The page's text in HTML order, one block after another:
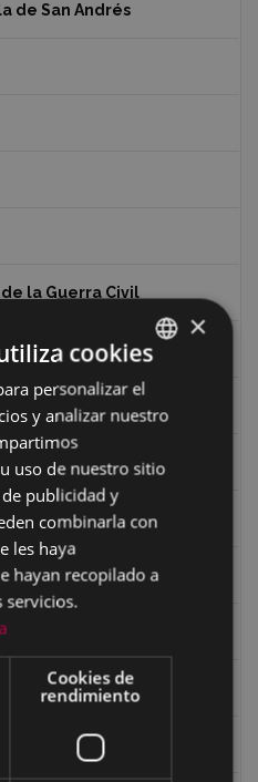
de San Andrés
la Guerra Civil
BASQUE
SPANISH
×
cookies
personalizar el
y analizar nuestro
uso de nuestro sitio
publicidad y
combinarla con
les haya
hayan recopilado a
servicios.
Cookies de
rendimiento